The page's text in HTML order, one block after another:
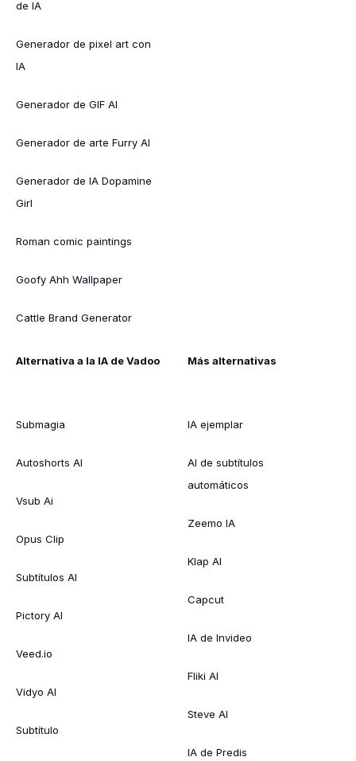
de IA
Generador de pixel art con
IA
Generador de GIF AI
Generador de arte Furry AI
Generador de IA Dopamine
Girl
Roman comic paintings
Goofy Ahh Wallpaper
Cattle Brand Generator
Alternativa a la IA de Vadoo
Submagia
Autoshorts AI
Vsub Ai
Opus Clip
Subtítulos AI
Pictory AI
Veed.io
Vidyo AI
Subtítulo
Más alternativas
IA ejemplar
AI de subtítulos
automáticos
Zeemo IA
Klap AI
Capcut
IA de Invideo
Fliki AI
Steve AI
IA de Predis